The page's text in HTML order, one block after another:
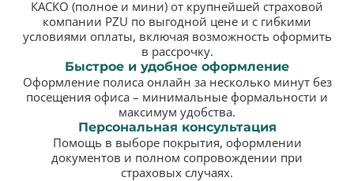
КАСКО (полное и мини) от крупнейшей страховой
компании PZU по выгодной цене и с гибкими
условиями оплаты, включая возможность оформить
в рассрочку.
Быстрое и удобное оформление
Оформление полиса онлайн за несколько минут без
посещения офиса – минимальные формальности и
максимум удобства.
Персональная консультация
Помощь в выборе покрытия, оформлении
документов и полном сопровождении при
страховых случаях.